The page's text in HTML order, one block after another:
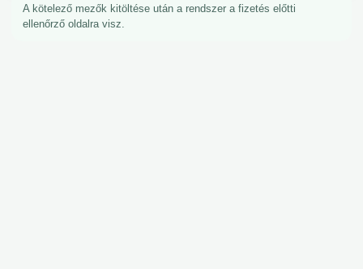
A kötelező mezők kitöltése után a rendszer a fizetés előtti
ellenőrző oldalra visz.